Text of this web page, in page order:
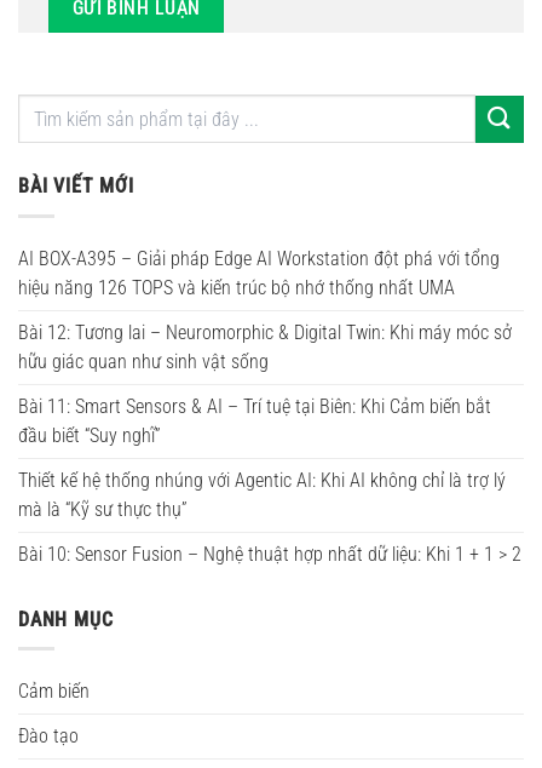
BÀI VIẾT MỚI
AI BOX-A395 – Giải pháp Edge AI Workstation đột phá với tổng
hiệu năng 126 TOPS và kiến trúc bộ nhớ thống nhất UMA
Bài 12: Tương lai – Neuromorphic & Digital Twin: Khi máy móc sở
hữu giác quan như sinh vật sống
Bài 11: Smart Sensors & AI – Trí tuệ tại Biên: Khi Cảm biến bắt
đầu biết “Suy nghĩ”
Thiết kế hệ thống nhúng với Agentic AI: Khi AI không chỉ là trợ lý
mà là “Kỹ sư thực thụ”
Bài 10: Sensor Fusion – Nghệ thuật hợp nhất dữ liệu: Khi 1 + 1 > 2
DANH MỤC
Cảm biến
Đào tạo